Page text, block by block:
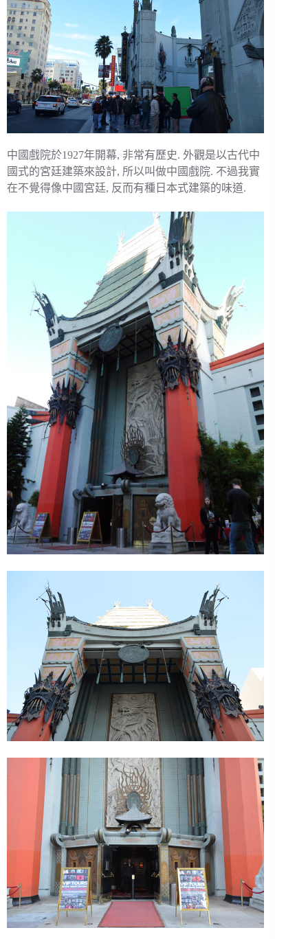
中國戲院於1927年開幕, 非常有歷史. 外觀是以古代中
國式的宮廷建築來設計, 所以叫做中國戲院. 不過我實
在不覺得像中國宮廷, 反而有種日本式建築的味道.